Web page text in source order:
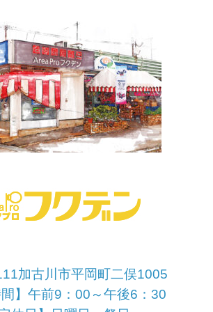
加古川市平岡町二俣1005
間】午前9：00～午後6：30